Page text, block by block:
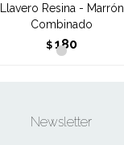
Llavero Resina - Marrón
Combinado
$ 180
Newsletter